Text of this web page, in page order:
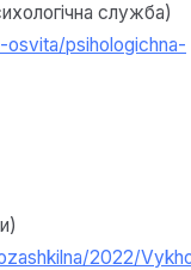
служба)
osvita/psihologichna-
2022/